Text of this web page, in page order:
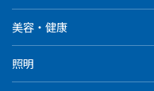
美容・健康
照明